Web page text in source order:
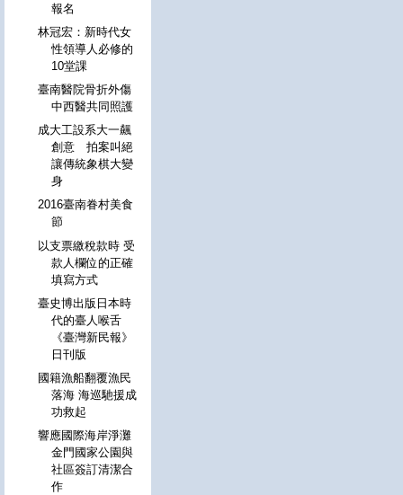
報名
林冠宏：新時代女
性領導人必修的
10堂課
臺南醫院骨折外傷
中西醫共同照護
成大工設系大一飆
創意 拍案叫絕
讓傳統象棋大變
身
2016臺南眷村美食
節
以支票繳稅款時 受
款人欄位的正確
填寫方式
臺史博出版日本時
代的臺人喉舌
《臺灣新民報》
日刊版
國籍漁船翻覆漁民
落海 海巡馳援成
功救起
響應國際海岸淨灘
金門國家公園與
社區簽訂清潔合
作